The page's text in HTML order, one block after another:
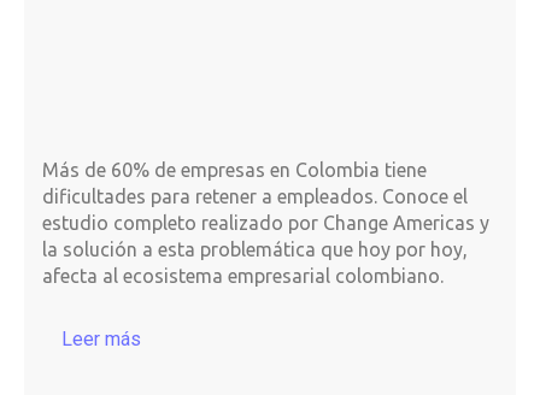
Más de 60% de empresas en Colombia tiene
dificultades para retener a empleados. Conoce el
estudio completo realizado por Change Americas y
la solución a esta problemática que hoy por hoy,
afecta al ecosistema empresarial colombiano.
Leer más